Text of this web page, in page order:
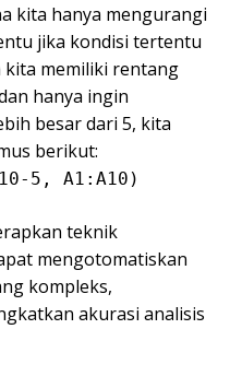
kita hanya mengurangi
jika kondisi tertentu
memiliki rentang
hanya ingin
besar dari 5, kita
berikut:
5, A1:A10)
teknik
mengotomatiskan
kompleks,
akurasi analisis